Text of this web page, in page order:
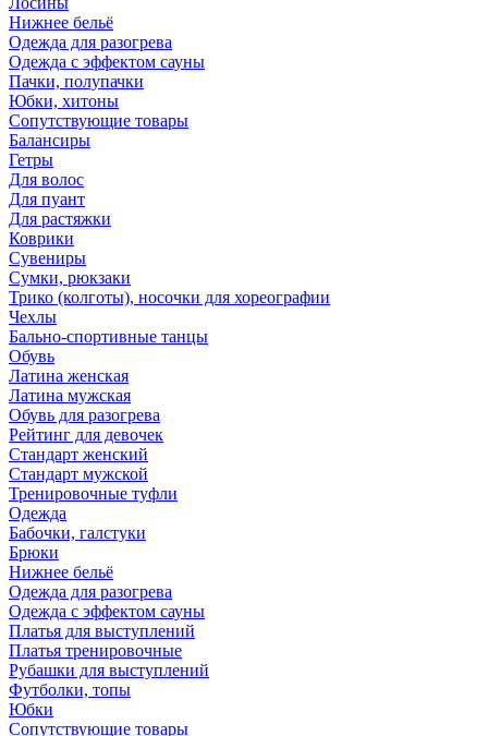
Нижнее бельё
Одежда для разогрева
Одежда с эффектом сауны
Пачки, полупачки
Юбки, хитоны
Сопутствующие товары
Балансиры
Гетры
Для волос
Для пуант
Для растяжки
Коврики
Сувениры
Сумки, рюкзаки
Трико (колготы), носочки для хореографии
Чехлы
Бально-спортивные танцы
Обувь
Латина женская
Латина мужская
Обувь для разогрева
Рейтинг для девочек
Стандарт женский
Стандарт мужской
Тренировочные туфли
Одежда
Бабочки, галстуки
Брюки
Нижнее бельё
Одежда для разогрева
Одежда с эффектом сауны
Платья для выступлений
Платья тренировочные
Рубашки для выступлений
Футболки, топы
Юбки
Сопутствующие товары